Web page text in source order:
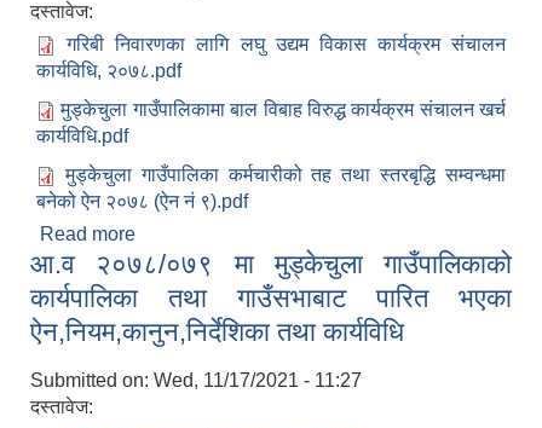
दस्तावेज:
गरिबी निवारणका लागि लघु उद्यम विकास कार्यक्रम संचालन
कार्यविधि, २०७८.pdf
मुड्केचुला गाउँपालिकामा बाल विबाह विरुद्ध कार्यक्रम संचालन खर्च
कार्यविधि.pdf
मुड्केचुला गाउँपालिका कर्मचारीको तह तथा स्तरबृद्धि सम्वन्धमा
बनेको ऐन २०७८ (ऐन नं ९).pdf
Read more
आ.व २०७८/०७९ मा मुड्केचुला गाउँपालिकाको
कार्यपालिका तथा गाउँसभाबाट पारित भएका
ऐन,नियम,कानुन,निर्देशिका तथा कार्यविधि
Submitted on: Wed, 11/17/2021 - 11:27
दस्तावेज: